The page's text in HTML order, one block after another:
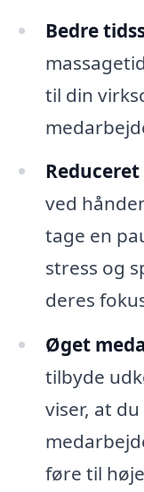
Bedre
til din
Reduceret
ved
tage en
stress og
deres
Øget
tilbyde
viser, at
føre til